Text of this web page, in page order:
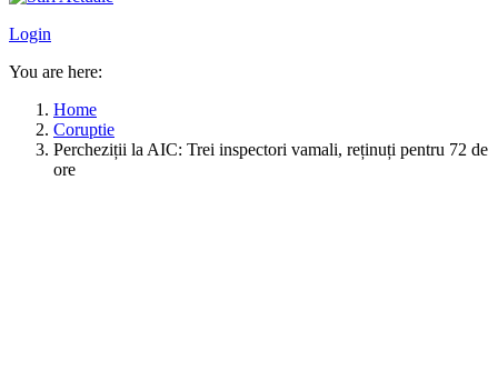
Login
You are here:
Home
Coruptie
Percheziții la AIC: Trei inspectori vamali, reținuți pentru 72 de
ore